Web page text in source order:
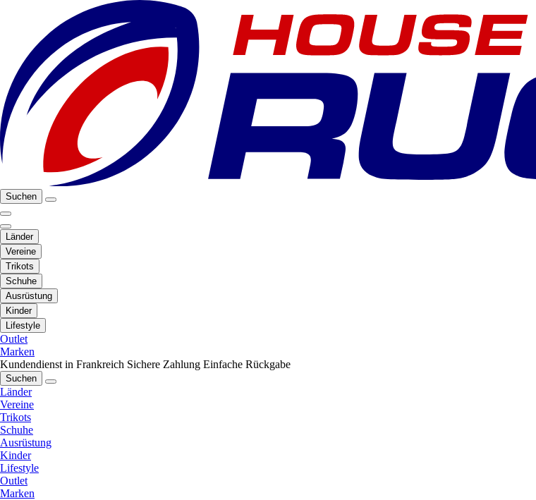
Suchen
Länder
Vereine
Trikots
Schuhe
Ausrüstung
Kinder
Lifestyle
Outlet
Marken
Kundendienst in Frankreich Sichere Zahlung Einfache Rückgabe
Suchen
Länder
Vereine
Trikots
Schuhe
Ausrüstung
Kinder
Lifestyle
Outlet
Marken